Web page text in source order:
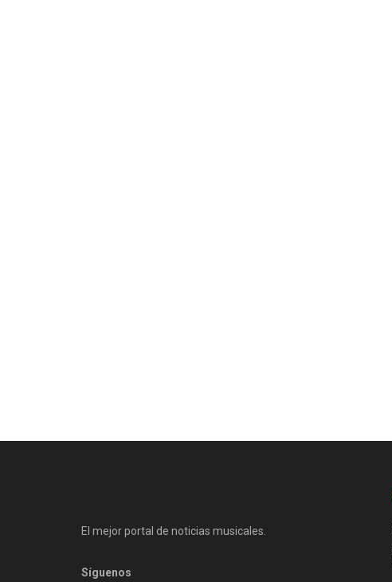
El mejor portal de noticias musicales.
Síguenos